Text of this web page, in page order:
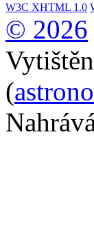
W3C XHTML 1.0
© 2026
(